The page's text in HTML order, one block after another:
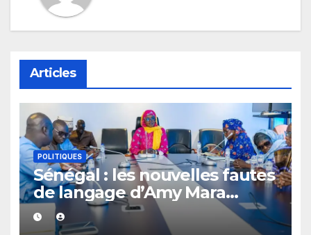
Articles
POLITIQUES
Sénégal : les nouvelles fautes
de langage d’Amy Mara
provoquent des réactions sur
les réseaux sociaux